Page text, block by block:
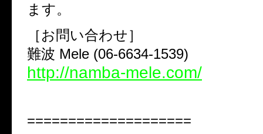
ます。
［お問い合わせ］
難波 Mele (06-6634-1539)
http://namba-mele.com/
====================